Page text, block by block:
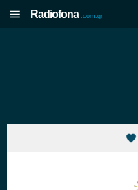
Radiofona .com.gr